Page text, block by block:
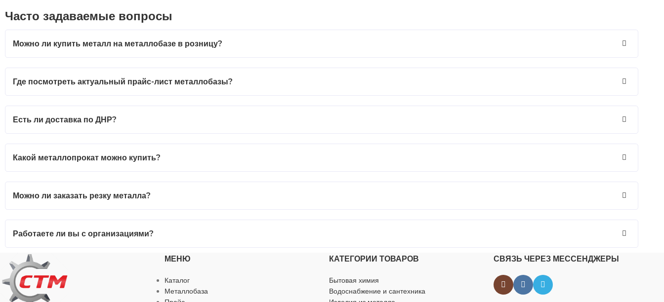
Часто задаваемые вопросы
Можно ли купить металл на металлобазе в розницу?
Где посмотреть актуальный прайс-лист металлобазы?
Есть ли доставка по ДНР?
Какой металлопрокат можно купить?
Можно ли заказать резку металла?
Работаете ли вы с организациями?
МЕНЮ
Каталог
Металлобаза
КАТЕГОРИИ ТОВАРОВ
Бытовая химия
Водоснабжение и сантехника
СВЯЗЬ ЧЕРЕЗ МЕССЕНДЖЕРЫ